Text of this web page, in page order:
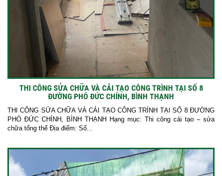
THI CÔNG SỬA CHỮA VÀ CẢI TẠO CÔNG TRÌNH TẠI SỐ 8
ĐƯỜNG PHÓ ĐỨC CHÍNH, BÌNH THẠNH
THI CÔNG SỬA CHỮA VÀ CẢI TẠO CÔNG TRÌNH TẠI SỐ 8 ĐƯỜNG
PHÓ ĐỨC CHÍNH, BÌNH THẠNH Hạng mục: Thi công cải tạo – sửa
chữa tổng thể Địa điểm: Số...